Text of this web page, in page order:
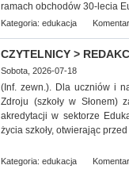
ramach obchodów 30-lecia
Kategoria: edukacja
CZYTELNICY >
Sobota, 2026-07-18
(Inf. zewn.). Dla uczniów i
Zdroju (szkoły w Słonem)
akredytacji w sektorze
życia szkoły, otwierając
Kategoria: edukacja